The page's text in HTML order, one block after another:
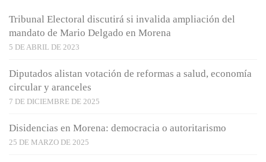
Tribunal Electoral discutirá si invalida ampliación del
mandato de Mario Delgado en Morena
5 DE ABRIL DE 2023
Diputados alistan votación de reformas a salud, economía
circular y aranceles
7 DE DICIEMBRE DE 2025
Disidencias en Morena: democracia o autoritarismo
25 DE MARZO DE 2025